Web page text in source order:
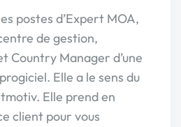
postes d’Expert MOA,
de gestion,
Country Manager d’une
Elle a le sens du
Elle prend en
client pour vous